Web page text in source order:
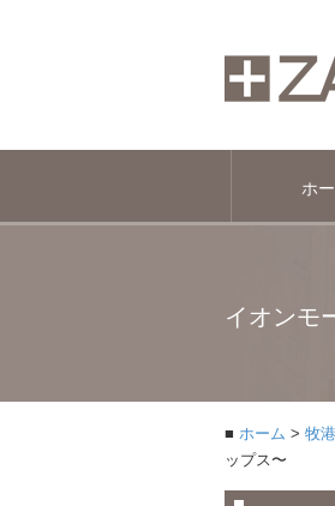
ホ
イオンモ
ホーム 牧
ップス〜